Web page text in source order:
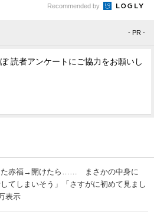
Recommended by
- PR -
読者アンケートにご協力をお願いし
た赤福→開けたら…… まさかの中身に
してしまいそう」「さすがに初めて見まし
表示